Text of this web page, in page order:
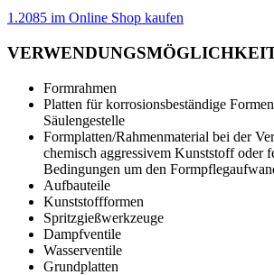
1.2085 im Online Shop kaufen
Formrahmen
Platten für korrosionsbeständige
Säulengestelle
Formplatten/Rahmenmaterial bei der
chemisch aggressivem Kunststoff oder
Bedingungen um den
Aufbauteile
Kunststoffformen
Spritzgießwerkzeuge
Dampfventile
Wasserventile
Grundplatten